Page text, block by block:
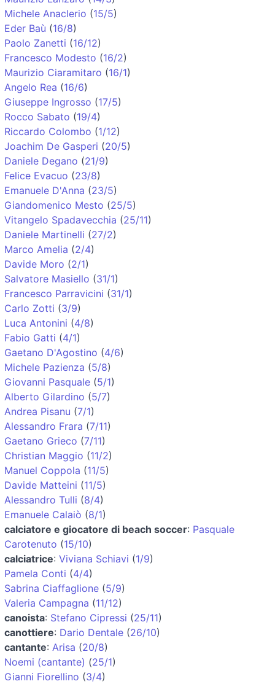
Michele Anaclerio (15/5)
Eder Baù (16/8)
Paolo Zanetti (16/12)
Francesco Modesto (16/2)
Maurizio Ciaramitaro (16/1)
Angelo Rea (16/6)
Giuseppe Ingrosso (17/5)
Rocco Sabato (19/4)
Riccardo Colombo (1/12)
Joachim De Gasperi (20/5)
Daniele Degano (21/9)
Felice Evacuo (23/8)
Emanuele D'Anna (23/5)
Giandomenico Mesto (25/5)
Vitangelo Spadavecchia (25/11)
Daniele Martinelli (27/2)
Marco Amelia (2/4)
Davide Moro (2/1)
Salvatore Masiello (31/1)
Francesco Parravicini (31/1)
Carlo Zotti (3/9)
Luca Antonini (4/8)
Fabio Gatti (4/1)
Gaetano D'Agostino (4/6)
Michele Pazienza (5/8)
Giovanni Pasquale (5/1)
Alberto Gilardino (5/7)
Andrea Pisanu (7/1)
Alessandro Frara (7/11)
Gaetano Grieco (7/11)
Christian Maggio (11/2)
Manuel Coppola (11/5)
Davide Matteini (11/5)
Alessandro Tulli (8/4)
Emanuele Calaiò (8/1)
calciatore e giocatore di beach soccer: Pasquale
Carotenuto (15/10)
calciatrice: Viviana Schiavi (1/9)
Pamela Conti (4/4)
Sabrina Ciaffaglione (5/9)
Valeria Campagna (11/12)
canoista: Stefano Cipressi (25/11)
canottiere: Dario Dentale (26/10)
cantante: Arisa (20/8)
Noemi (cantante) (25/1)
Gianni Fiorellino (3/4)